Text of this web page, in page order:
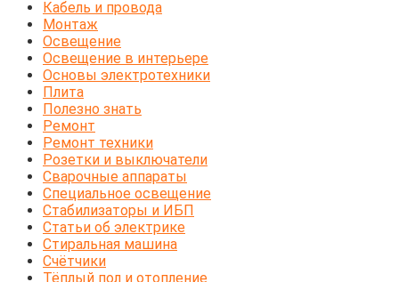
Кабель и провода
Монтаж
Освещение
Освещение в интерьере
Основы электротехники
Плита
Полезно знать
Ремонт
Ремонт техники
Розетки и выключатели
Сварочные аппараты
Специальное освещение
Стабилизаторы и ИБП
Статьи об электрике
Стиральная машина
Счётчики
Тёплый пол и отопление